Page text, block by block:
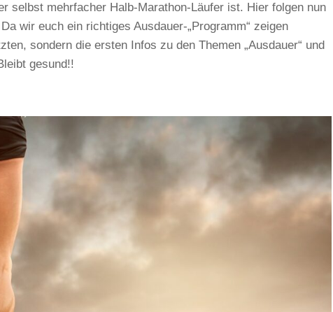
selbst mehrfacher Halb-Marathon-Läufer ist. Hier folgen nun
wir euch ein richtiges Ausdauer-„Programm“ zeigen
sondern die ersten Infos zu den Themen „Ausdauer“ und
gesund!!